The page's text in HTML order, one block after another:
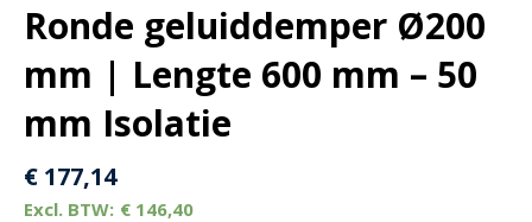
Ronde geluiddemper Ø200
mm | Lengte 600 mm – 50
mm Isolatie
€ 177,14
€ 146,40